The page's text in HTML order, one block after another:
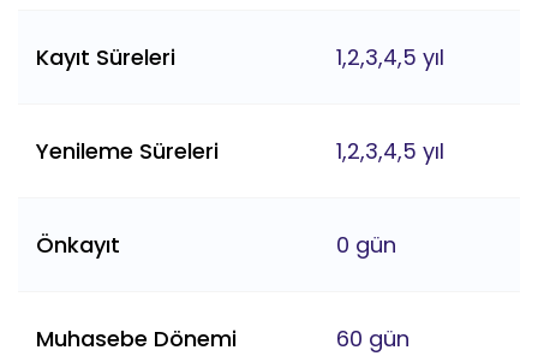
Kayıt Süreleri 1,2,3,4,5 yıl
Yenileme Süreleri 1,2,3,4,5 yıl
Önkayıt 0 gün
Muhasebe Dönemi 60 gün